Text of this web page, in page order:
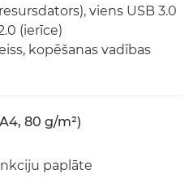
viens USB 3.0
(ierīce)
kopēšanas vadības
80 g/m²)
paplāte